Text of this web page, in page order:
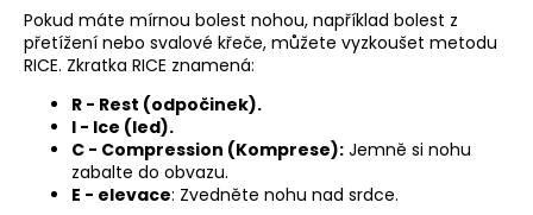
Pokud máte mírnou bolest nohou, například bolest z
přetížení nebo svalové křeče, můžete vyzkoušet metodu
RICE. Zkratka RICE znamená:
R - Rest (odpočinek).
I - Ice (led).
C - Compression (Komprese): Jemně si nohu
zabalte do obvazu.
E - elevace: Zvedněte nohu nad srdce.